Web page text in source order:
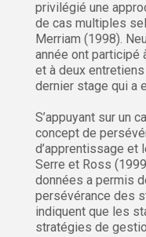
privilégié une
de cas multiples
Merriam (1998).
année ont
et à deux
dernier stage qui a
S’appuyant sur un
concept de
d’apprentissage et
Serre et Ross
données a permis
persévérance des
indiquent que les
stratégies de